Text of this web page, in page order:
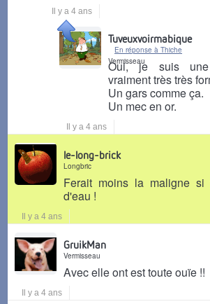
Il y a 4 ans
Tuveuxvoirmabique
En réponse à Thiche
Vermisseau
Oui, je suis une
vraiment très très
Un gars comme ça.
Un mec en or.
Il y a 4 ans
le-long-brick
Longbric
Ferait moins la maligne si
d'eau !
Il y a 4 ans
GruikMan
Vermisseau
Avec elle ont est toute ouïe !!
Il y a 4 ans